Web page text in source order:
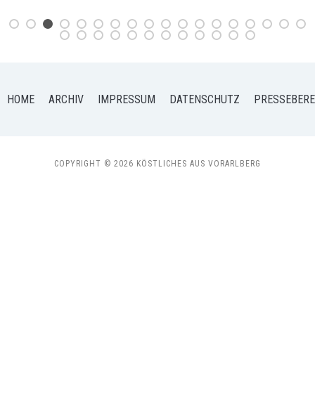
HOME ARCHIV IMPRESSUM DATENSCHUTZ
COPYRIGHT © 2026 KÖSTLICHES AUS VORARLBERG